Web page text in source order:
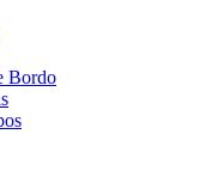
Bordo